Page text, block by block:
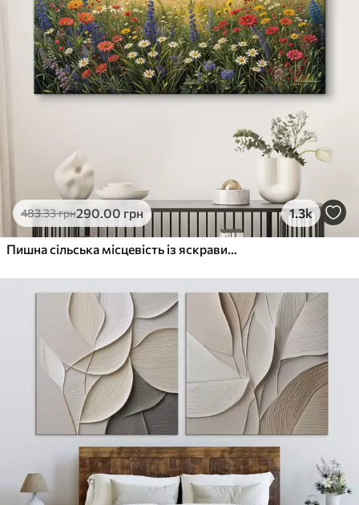
483.33грн290.00 грн 1.3k
Пишна сільська місцевість із яскравим лугом диких квітів, наповненим різнокольоровими квітами під хмарним небом